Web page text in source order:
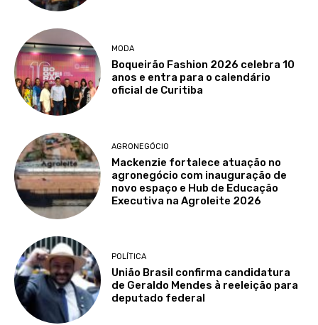
MODA
Boqueirão Fashion 2026 celebra 10
anos e entra para o calendário
oficial de Curitiba
AGRONEGÓCIO
Mackenzie fortalece atuação no
agronegócio com inauguração de
novo espaço e Hub de Educação
Executiva na Agroleite 2026
POLÍTICA
União Brasil confirma candidatura
de Geraldo Mendes à reeleição para
deputado federal